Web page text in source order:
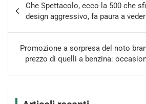
articoli
Che Spettacolo, ecco la 500 che
design aggressivo, fa paura a
Promozione a sorpresa del noto
prezzo di quelli a benzina: